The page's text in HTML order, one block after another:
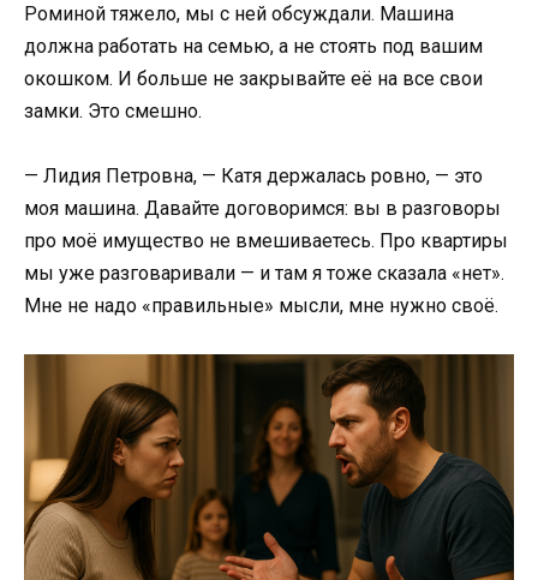
Роминой тяжело, мы с ней обсуждали. Машина
должна работать на семью, а не стоять под вашим
окошком. И больше не закрывайте её на все свои
замки. Это смешно.
— Лидия Петровна, — Катя держалась ровно, — это
моя машина. Давайте договоримся: вы в разговоры
про моё имущество не вмешиваетесь. Про квартиры
мы уже разговаривали — и там я тоже сказала «нет».
Мне не надо «правильные» мысли, мне нужно своё.